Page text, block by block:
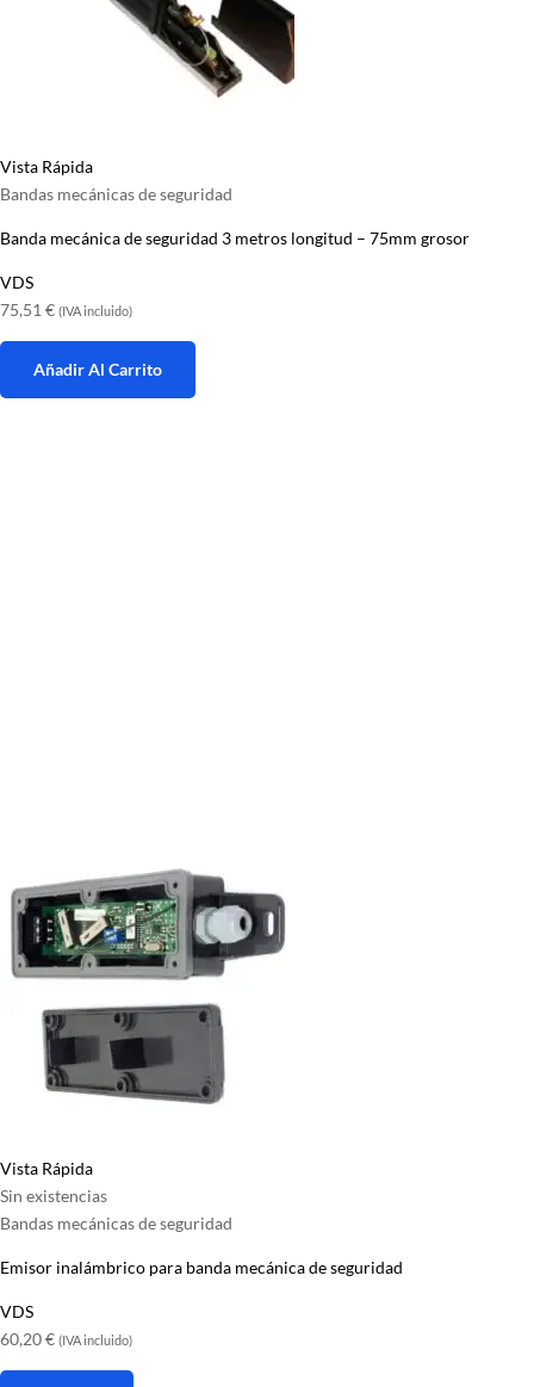
Vista Rápida
Bandas mecánicas de seguridad
Banda mecánica de seguridad 3 metros longitud – 75mm grosor
VDS
75,51 € (IVA incluido)
Añadir Al Carrito
Vista Rápida
Sin existencias
Bandas mecánicas de seguridad
Emisor inalámbrico para banda mecánica de seguridad
VDS
60,20€ (IVA incluido)